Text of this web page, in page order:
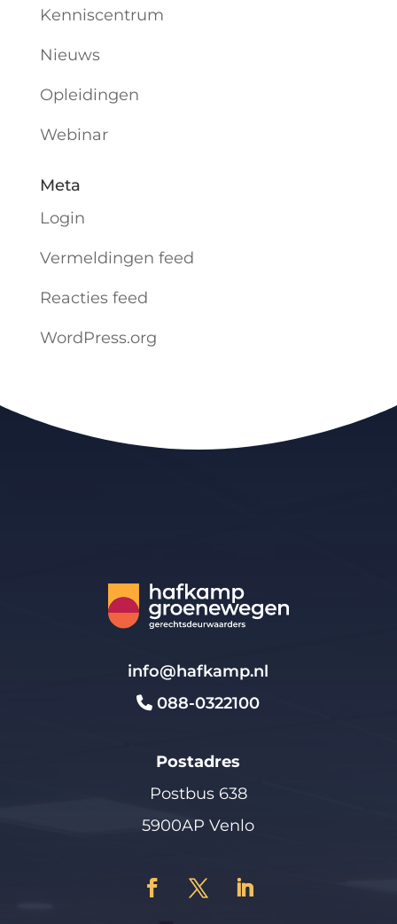
Kenniscentrum
Nieuws
Opleidingen
Webinar
Meta
Login
Vermeldingen feed
Reacties feed
WordPress.org
info@hafkamp.nl
088-0322100
Postadres
Postbus 638
5900AP Venlo